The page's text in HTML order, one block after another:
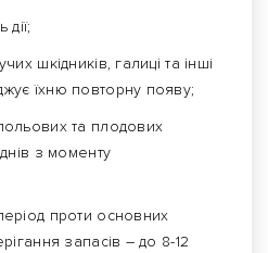
шкідників, галиці та інші
їхню повторну появу;
та плодових
з моменту
проти основних
запасів – до 8-12